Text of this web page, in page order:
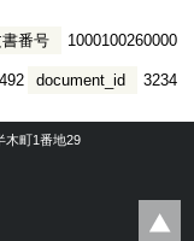
番号 1000100260000
document_id 3234
木町1番地29